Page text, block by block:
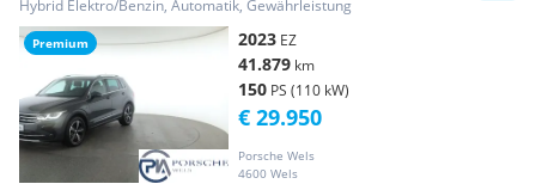
Premium
Hybrid Elektro/Benzin, Automatik, Gewährleistung
2023 EZ
41.879 km
150 PS (110 kW)
Porsche Wels
4600 Wels
€ 29.950